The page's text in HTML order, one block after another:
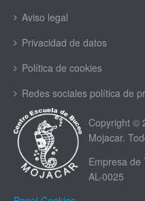
Aviso legal
Privacidad de datos
Política de cookies
Redes sociales política de
Copyright ©
Mojacar.
Empresa de
AL-0025